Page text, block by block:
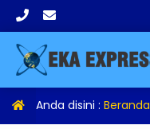
Anda disini : Beranda